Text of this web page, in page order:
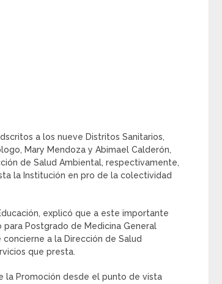
a los nueve Distritos Sanitarios,
Mary Mendoza y Abimael Calderón,
de Salud Ambiental, respectivamente,
la Institución en pro de la colectividad
explicó que a este importante
Postgrado de Medicina General
a la Dirección de Salud
que presta.
la Promoción desde el punto de vista